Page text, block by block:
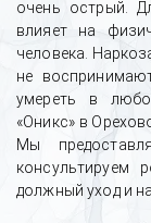
очень острый.
влияет на
человека.
не
умереть в
«Оникс» в
Мы
консультируем
должный уход и